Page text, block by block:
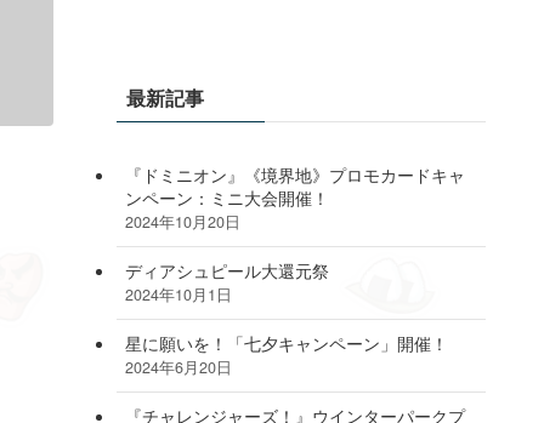
最新記事
『ドミニオン』《境界地》プロモカードキャ
ンペーン：ミニ大会開催！
2024年10月20日
ディアシュピール大還元祭
2024年10月1日
星に願いを！「七夕キャンペーン」開催！
2024年6月20日
『チャレンジャーズ！』ウインターパークプ